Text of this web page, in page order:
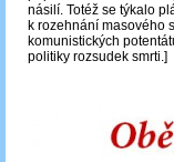
násilí. Totéž se týkalo
k rozehnání masového
komunistických
politiky rozsudek smrti.]